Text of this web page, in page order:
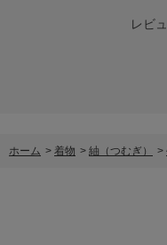
レビ
ホーム > 着物 > 紬（つむぎ） >